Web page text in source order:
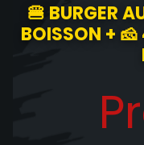
🍔 BURGER
BOISSON +